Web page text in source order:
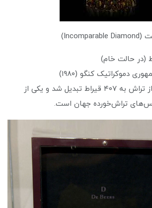
دموکراتیک کنگو (۱۹۸۰)
ویژگی‌ها: بعد از تراش به ۴۰۷ قیراط تبدیل شد و یکی از
تراش‌خورده جهان است.